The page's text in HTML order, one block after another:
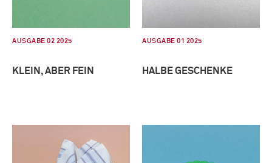
AUSGABE 02 2025
KLEIN, ABER FEIN
AUSGABE 01 2025
HALBE GESCHENKE